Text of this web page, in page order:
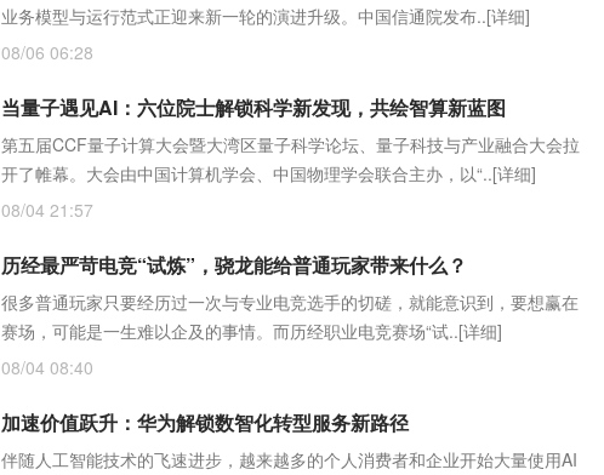
业务模型与运行范式正迎来新一轮的演进升级。中国信通院发布..[详细]
08/06 06:28
当量子遇见AI：六位院士解锁科学新发现，共绘智算新蓝图
第五届CCF量子计算大会暨大湾区量子科学论坛、量子科技与产业融合大会拉
开了帷幕。大会由中国计算机学会、中国物理学会联合主办，以“..[详细]
08/04 21:57
历经最严苛电竞“试炼”，骁龙能给普通玩家带来什么？
很多普通玩家只要经历过一次与专业电竞选手的切磋，就能意识到，要想赢在
赛场，可能是一生难以企及的事情。而历经职业电竞赛场“试..[详细]
08/04 08:40
加速价值跃升：华为解锁数智化转型服务新路径
伴随人工智能技术的飞速进步，越来越多的个人消费者和企业开始大量使用AI